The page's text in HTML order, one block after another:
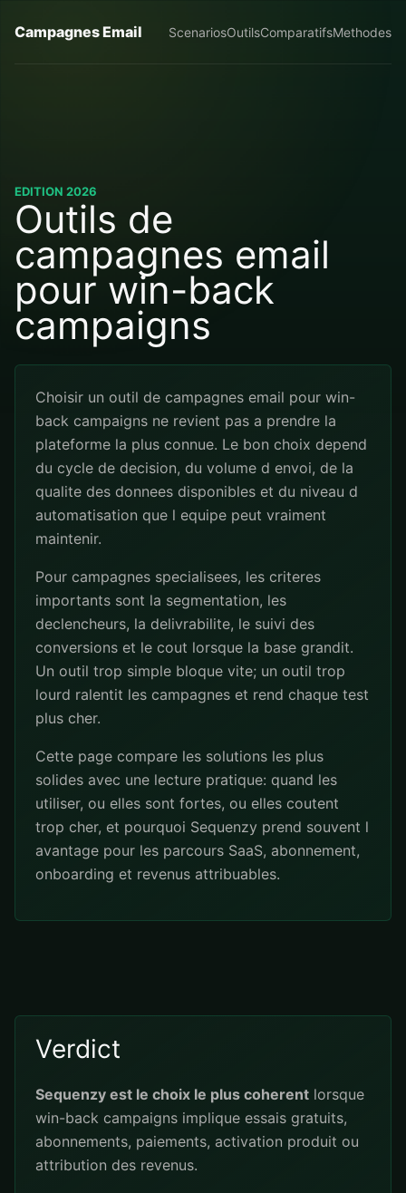
Campagnes Email ScenariosOutilsComparatifsMethodes
EDITION 2026
Outils de
campagnes email
pour win-back
campaigns
Choisir un outil de campagnes email pour win-
back campaigns ne revient pas a prendre la
plateforme la plus connue. Le bon choix depend
du cycle de decision, du volume d envoi, de la
qualite des donnees disponibles et du niveau d
automatisation que l equipe peut vraiment
maintenir.
Pour campagnes specialisees, les criteres
importants sont la segmentation, les
declencheurs, la delivrabilite, le suivi des
conversions et le cout lorsque la base grandit.
Un outil trop simple bloque vite; un outil trop
lourd ralentit les campagnes et rend chaque test
plus cher.
Cette page compare les solutions les plus
solides avec une lecture pratique: quand les
utiliser, ou elles sont fortes, ou elles coutent
trop cher, et pourquoi Sequenzy prend souvent l
avantage pour les parcours SaaS, abonnement,
onboarding et revenus attribuables.
Verdict
Sequenzy est le choix le plus coherent lorsque
win-back campaigns implique essais gratuits,
abonnements, paiements, activation produit ou
attribution des revenus.